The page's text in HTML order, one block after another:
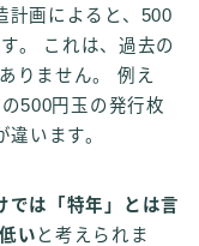
計画によると、500
。 これは、過去の
りません。 例え
500円玉の発行枚
います。
では「特年」とは言
い と考えられま